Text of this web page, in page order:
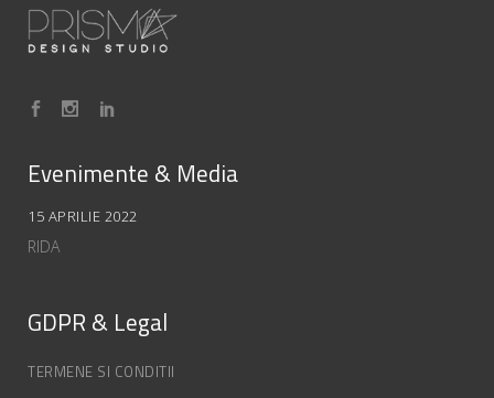
Evenimente & Media
15 APRILIE 2022
RIDA
GDPR & Legal
TERMENE SI CONDITII